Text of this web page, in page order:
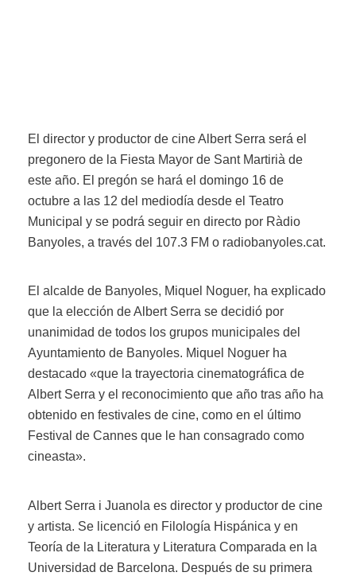
El director y productor de cine Albert Serra será el
pregonero de la Fiesta Mayor de Sant Martirià de
este año. El pregón se hará el domingo 16 de
octubre a las 12 del mediodía desde el Teatro
Municipal y se podrá seguir en directo por Ràdio
Banyoles, a través del 107.3 FM o radiobanyoles.cat.
El alcalde de Banyoles, Miquel Noguer, ha explicado
que la elección de Albert Serra se decidió por
unanimidad de todos los grupos municipales del
Ayuntamiento de Banyoles. Miquel Noguer ha
destacado «que la trayectoria cinematográfica de
Albert Serra y el reconocimiento que año tras año ha
obtenido en festivales de cine, como en el último
Festival de Cannes que le han consagrado como
cineasta».
Albert Serra i Juanola es director y productor de cine
y artista. Se licenció en Filología Hispánica y en
Teoría de la Literatura y Literatura Comparada en la
Universidad de Barcelona. Después de su primera